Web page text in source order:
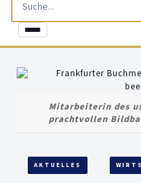
Mitarbeiterin des
prachtvollen
AKTUELLES